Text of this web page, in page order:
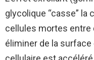
glycolique “casse” la
cellules mortes entre
éliminer de la